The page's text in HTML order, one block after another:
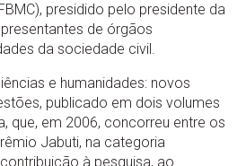
presidido pelo presidente da
de órgãos
da sociedade civil.
e humanidades: novos
publicado em dois volumes
que, em 2006, concorreu entre os
Jabuti, na categoria
à pesquisa, ao